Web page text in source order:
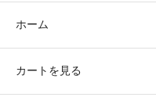
ホーム
カートを見る